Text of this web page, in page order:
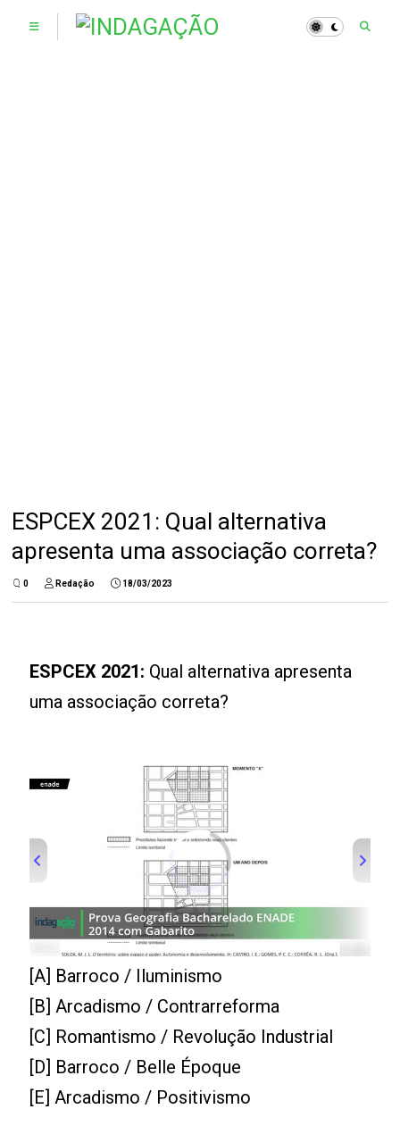
ESPCEX 2021: Qual alternativa
apresenta uma associação correta?
0 Redação 18/03/2023
ESPCEX 2021: Qual alternativa apresenta
uma associação correta?
[A] Barroco / Iluminismo
[B] Arcadismo / Contrarreforma
[C] Romantismo / Revolução Industrial
[D] Barroco / Belle Époque
[E] Arcadismo / Positivismo